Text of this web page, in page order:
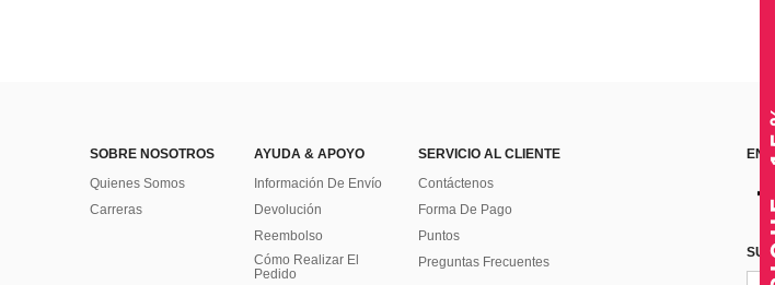
SOBRE NOSOTROS
Quienes Somos
Carreras
AYUDA & APOYO
Información De Envío
Devolución
Reembolso
Cómo Realizar El
Pedido
SERVICIO AL CLIENTE
Contáctenos
Forma De Pago
Puntos
Preguntas Frecuentes